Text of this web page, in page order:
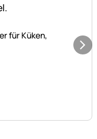
für Küken,